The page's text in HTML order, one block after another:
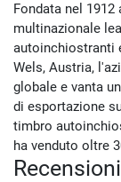
Fondata nel 1912
multinazionale
autoinchiostranti
Wels, Austria,
globale e vanta
di esportazione
timbro
ha venduto oltre
Recensioni